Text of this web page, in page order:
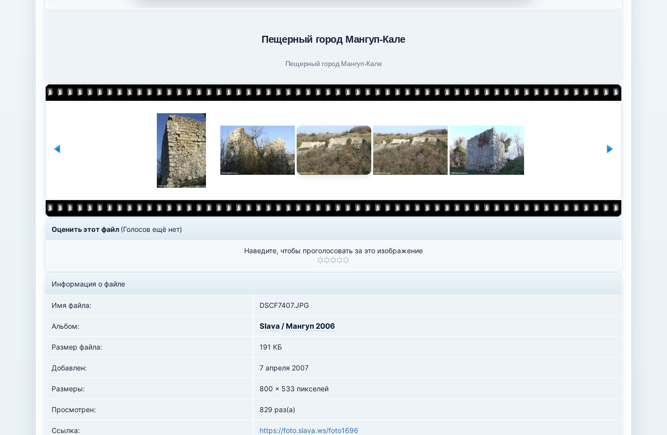
Пещерный город Мангуп-Кале
Пещерный город Мангуп-Кале
Оценить этот файл (Голосов ещё нет)
Наведите, чтобы проголосовать за это изображение
Информация о файле
Имя файла: DSCF7407.JPG
Альбом: Slava / Мангуп 2006
Размер файла: 191 КБ
Добавлен: 7 апреля 2007
Размеры: 800 x 533 пикселей
Просмотрен: 829 раз(а)
Ссылка: https://foto.slava.ws/foto1696